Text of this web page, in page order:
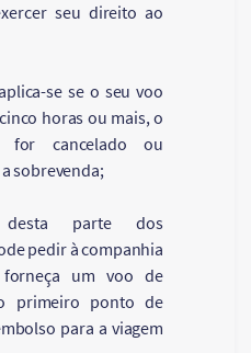
seu direito ao
se se o seu voo
horas ou mais, o
for cancelado ou
sobrevenda;
parte dos
pedir à companhia
um voo de
primeiro ponto de
para a viagem